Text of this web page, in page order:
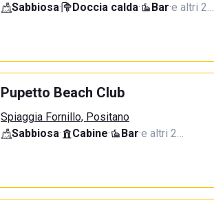
Sabbiosa· Doccia calda· Bar·e altri 2…
Pupetto Beach Club
Spiaggia Fornillo, Positano
Sabbiosa· Cabine· Bar·e altri 2…